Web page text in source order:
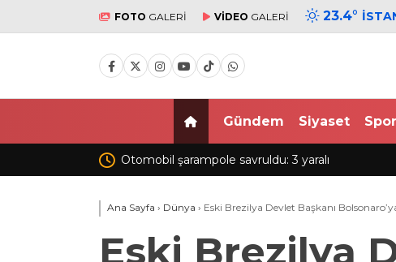
FOTO GALERİ VİDEO GALERİ 23.4°
Gündem Siyaset Spor
Selçuk Bayraktar: Teknoloji rüzgarı bu
Ana Sayfa › Dünya › Eski Brezilya Devlet Başkanı
Eski Brezilya